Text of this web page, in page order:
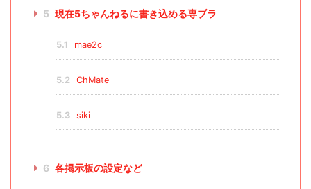
5 現在5ちゃんねるに書き込める専ブラ
5.1 mae2c
5.2 ChMate
5.3 siki
6 各掲示板の設定など